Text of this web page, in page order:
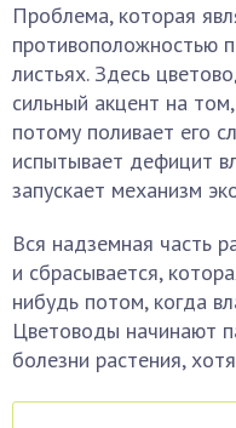
Проблема, которая
противоположностью
листьях. Здесь
сильный акцент на
потому поливает его
испытывает дефицит
запускает механизм
Вся надземная часть
и сбрасывается,
нибудь потом, когда
Цветоводы начинают
болезни растения,